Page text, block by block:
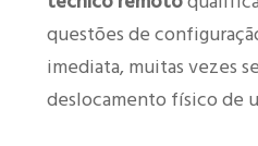
questões de
imediata, muitas vezes
deslocamento físico de